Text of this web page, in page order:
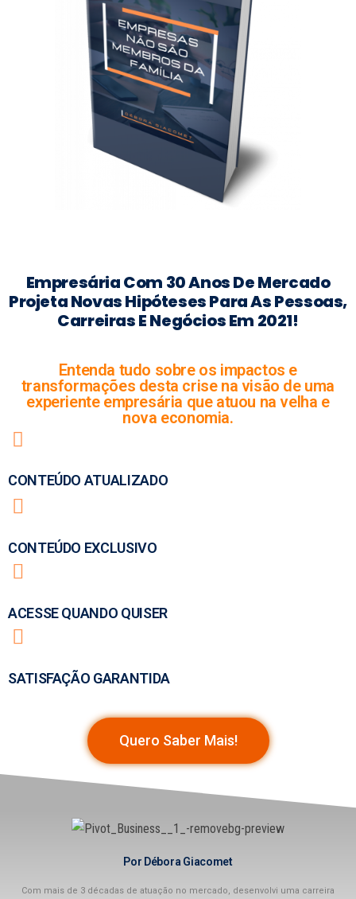
Empresária Com 30 Anos De Mercado
Projeta Novas Hipóteses Para As Pessoas,
Carreiras E Negócios Em 2021!
Entenda tudo sobre os impactos e
transformações desta crise na visão de uma
experiente empresária que atuou na velha e
nova economia.
CONTEÚDO ATUALIZADO
CONTEÚDO EXCLUSIVO
ACESSE QUANDO QUISER
SATISFAÇÃO GARANTIDA
Quero Saber Mais!
Por Débora Giacomet
Com mais de 3 décadas de atuação no mercado, desenvolvi uma carreira